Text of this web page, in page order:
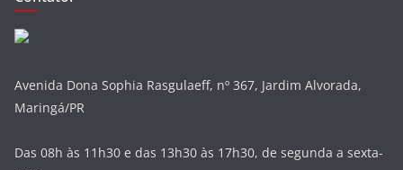
Avenida Dona Sophia Rasgulaeff, nº 367, Jardim Alvorada,
Maringá/PR
Das 08h às 11h30 e das 13h30 às 17h30, de segunda a sexta-